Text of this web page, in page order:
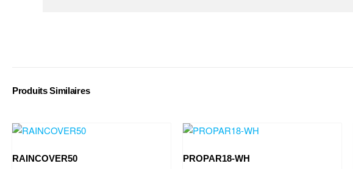
Produits Similaires
RAINCOVER50 PROPAR18-WH